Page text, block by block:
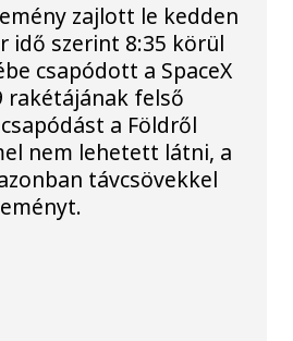
zajlott le kedden
idő szerint 8:35 körül
csapódott a SpaceX
rakétájának felső
a Földről
nem lehetett látni, a
távcsövekkel